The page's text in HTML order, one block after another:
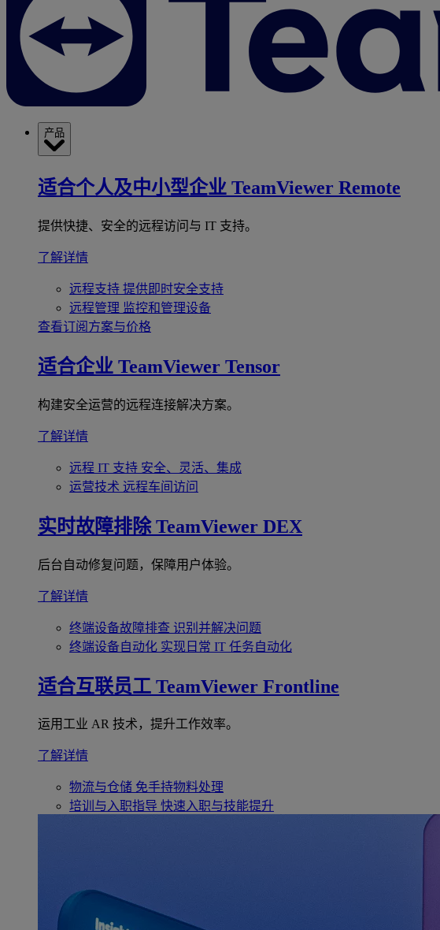
产品
适合个人及中小型企业 TeamViewer Remote
提供快捷、安全的远程访问与 IT 支持。
了解详情
远程支持 提供即时安全支持
远程管理 监控和管理设备
查看订阅方案与价格
适合企业 TeamViewer Tensor
构建安全运营的远程连接解决方案。
了解详情
远程 IT 支持 安全、灵活、集成
运营技术 远程车间访问
实时故障排除 TeamViewer DEX
后台自动修复问题，保障用户体验。
了解详情
终端设备故障排查 识别并解决问题
终端设备自动化 实现日常 IT 任务自动化
适合互联员工 TeamViewer Frontline
运用工业 AR 技术，提升工作效率。
了解详情
物流与仓储 免手持物料处理
培训与入职指导 快速入职与技能提升